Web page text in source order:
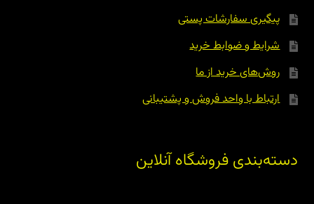
پیگیری سفارشات پستی
شرایط و ضوابط خرید
روش‌های خرید از ما
ارتباط با واحد فروش و پشتیبانی
دسته‌بندی فروشگاه آنلاین